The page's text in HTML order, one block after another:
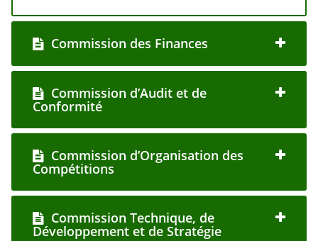
Commission des Finances
Commission d’Audit et de
Conformité
Commission d’Organisation des
Compétitions
Commission Technique, de
Développement et de Stratégie